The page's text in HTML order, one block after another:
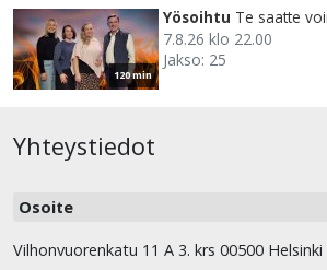
120 min
Yösoihtu Te saatte
7.8.26 klo 22.00
Jakso: 25
Yhteystiedot
Osoite
Vilhonvuorenkatu 11 A 3. krs 00500 Helsinki